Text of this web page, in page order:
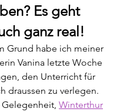
Es geht
ganz real!
Grund habe ich meiner
Vanina letzte Woche
den Unterricht für
draussen zu verlegen.
Gelegenheit, Winterthur